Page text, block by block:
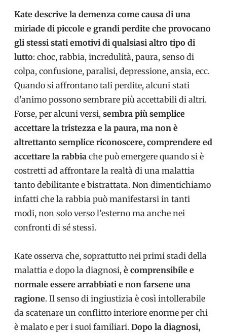
Kate descrive la demenza come causa di una
miriade di piccole e grandi perdite che provocano
gli stessi stati emotivi di qualsiasi altro tipo di
lutto: choc, rabbia, incredulità, paura, senso di
colpa, confusione, paralisi, depressione, ansia, ecc.
Quando si affrontano tali perdite, alcuni stati
d’animo possono sembrare più accettabili di altri.
Forse, per alcuni versi, sembra più semplice
accettare la tristezza e la paura, ma non è
altrettanto semplice riconoscere, comprendere ed
accettare la rabbia che può emergere quando si è
costretti ad affrontare la realtà di una malattia
tanto debilitante e bistrattata. Non dimentichiamo
infatti che la rabbia può manifestarsi in tanti
modi, non solo verso l’esterno ma anche nei
confronti di sé stessi.
Kate osserva che, soprattutto nei primi stadi della
malattia e dopo la diagnosi, è comprensibile e
normale essere arrabbiati e non farsene una
ragione. Il senso di ingiustizia è così intollerabile
da scatenare un conflitto interiore enorme per chi
è malato e per i suoi familiari. Dopo la diagnosi,